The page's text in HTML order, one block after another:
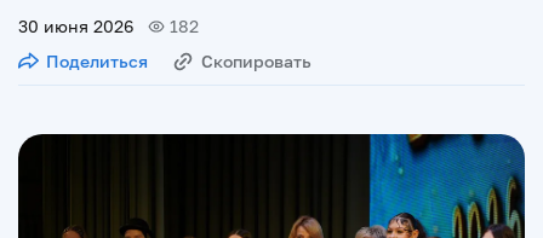
30 июня 2026
182
Поделиться
Скопировать